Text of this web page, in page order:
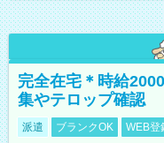
完全在宅＊時給
集やテロップ確認
派遣 ブランクOK WEB登